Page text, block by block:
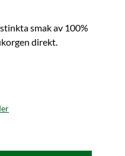
smak av 100%
direkt.